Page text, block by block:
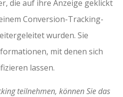
die auf ihre Anzeige geklickt
Conversion-Tracking-
wurden. Sie
mit denen sich
lassen.
teilnehmen, können Sie das